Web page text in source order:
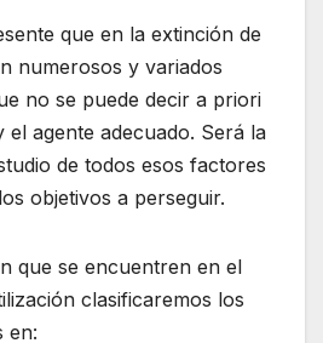
que en la extinción de
numerosos y variados
no se puede decir a priori
el agente adecuado. Será la
de todos esos factores
objetivos a perseguir.
que se encuentren en el
clasificaremos los
en: